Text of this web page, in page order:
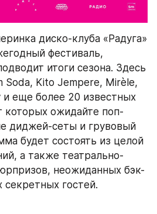
диско-клуба «Радуга»
фестиваль,
итоги сезона. Здесь
Soda, Kito Jempere, Mirèle,
и еще более 20 известных
которых ожидайте поп-
диджей-сеты и грувовый
будет состоять из целой
а также театрально-
неожиданных бэк-
гостей.